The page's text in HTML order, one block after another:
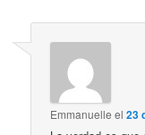
Emmanuelle el23